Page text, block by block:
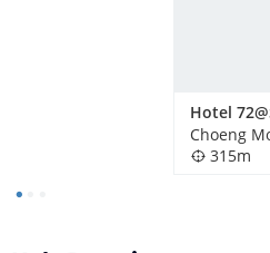
Choeng
315m